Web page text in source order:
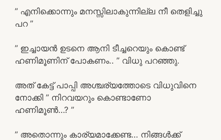
” എനിക്കൊന്നും മനസ്സിലാകുന്നില്ല നീ തെളിച്ചു
പറ ”
” ഇച്ചായൻ ഉടനെ ആനി ടീച്ചറെയും കൊണ്ട്
ഹണിമൂണിന് പോകണം.. ” വിധു പറഞ്ഞു.
അത് കേട്ട് പാപ്പി അശ്ചര്യത്തോടെ വിധുവിനെ
നോക്കി ” നിറവയറും കൊണ്ടാണോ
ഹണിമൂൺ…? ”
” അതൊന്നും കാര്യമാക്കേണ്ട… നിങ്ങൾക്ക്